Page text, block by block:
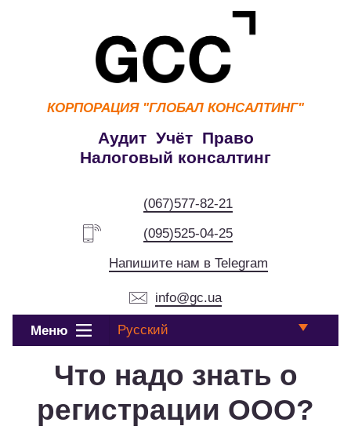
КОРПОРАЦИЯ "ГЛОБАЛ КОНСАЛТИНГ"
Аудит Учёт Право
Налоговый консалтинг
(067)577-82-21
(095)525-04-25
Напишите нам в Telegram
info@gc.ua
Меню Русский
Что надо знать о
регистрации ООО?